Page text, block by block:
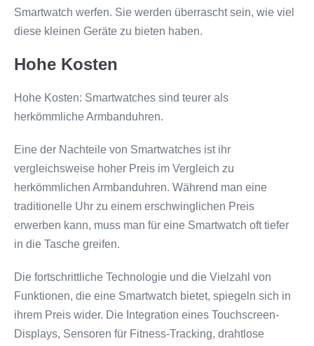
Smartwatch werfen. Sie werden überrascht sein, wie viel
diese kleinen Geräte zu bieten haben.
Hohe Kosten
Hohe Kosten: Smartwatches sind teurer als
herkömmliche Armbanduhren.
Eine der Nachteile von Smartwatches ist ihr
vergleichsweise hoher Preis im Vergleich zu
herkömmlichen Armbanduhren. Während man eine
traditionelle Uhr zu einem erschwinglichen Preis
erwerben kann, muss man für eine Smartwatch oft tiefer
in die Tasche greifen.
Die fortschrittliche Technologie und die Vielzahl von
Funktionen, die eine Smartwatch bietet, spiegeln sich in
ihrem Preis wider. Die Integration eines Touchscreen-
Displays, Sensoren für Fitness-Tracking, drahtlose